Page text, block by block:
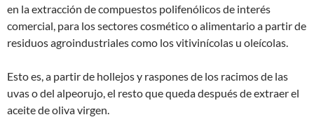
en la extracción de compuestos polifenólicos de interés
comercial, para los sectores cosmético o alimentario a partir de
residuos agroindustriales como los vitivinícolas u oleícolas.
Esto es, a partir de hollejos y raspones de los racimos de las
uvas o del alpeorujo, el resto que queda después de extraer el
aceite de oliva virgen.